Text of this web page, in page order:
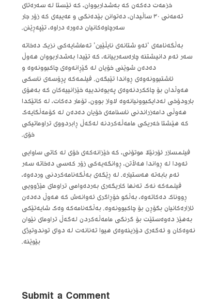
خزمەت دەکەن کە بەشداربووان، کە ئێستا لە سەرەتای
تەمەنی ٣٠ ساڵیدان، دەتوانن بێدەنگی و عەیبەی کە زۆر جار
سەرچاوەکانیان دەورە دراوە، تێپەڕێنن.
بەڵگەنامەی ‘ئەو شتانەی نایڵێین’ تەماشایەکی نزیک دەخاتە
سەر ئەم دانیشتنە چارەسەرییانە، کە تێیدا بەشداربووان هەوڵ
دەدەن شوێنی خۆیان لە گێڕانەوەی چاکبوونەوە و
ئاشتبوونەوەی ڕواندا تێبگەن. فیلمەکە پڕۆسەی ناسکی
هەوڵدان بۆ چاککردنەوەی پەیوەندییە خێزانییەکان کە بەهۆی
بارودۆخی لەدایکبوونیانەوە لاواز بوون، تۆمار دەکات، لە کاتێکدا
هەوڵی دامەزراندنی ناسنامەی خۆیان دەدەن لە کۆمەڵگایەک
کە هێشتا خەریکی مامەڵەکردنە لەگەڵ ڕابردووی تراوماتیکی
خۆی.
فیلمسازر ئۆرنێلا موتۆنی، کە خێزانەکەی خۆی لە کاتی ساوایی
ئەودا لە ڕواندا هەڵاتن، ڕوانگەیەکی زۆر کەسی دەخاتە سەر
ئەم بابەتە هەستیارە. لە ڕێگەی بەڵگەنامەکردنی وردەوە،
فیلمەکە نەک تەنها کاریگەری بەردەوامی تراومای مێژوویی
ڕووناک دەکاتەوە، بەڵکو خۆڕاگری ئەوانەش کە هەوڵ دەدەن
ئازارەکانیان بگۆڕن بۆ چاکبوونەوە. بەڵگەنامەکە وەک شایەتێکی
بەهێز دەوەستێت بۆ گرنگی مامەڵەکردن لەگەڵ تراومای نێوان
نەوەکان و ئەگەری دۆزینەوەی هیوا تەنانەت لە دوای توندوتیژی
بێوێنە.
Submit a Comment